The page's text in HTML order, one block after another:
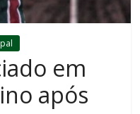
em
após